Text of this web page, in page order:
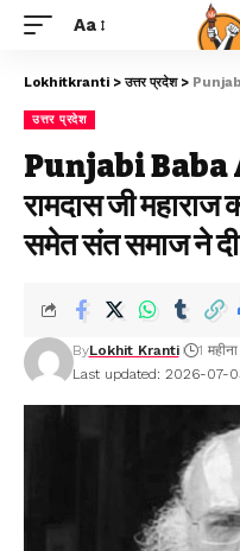
Aa
Lokhitkranti >उत्तर प्रदेश> Punjabi Baba
उत्तर प्रदेश
Punjabi Baba
रामदास जी
समेत संत समाज ने दी
Last updated: 2026-07-03
ByLokhit Kranti 1